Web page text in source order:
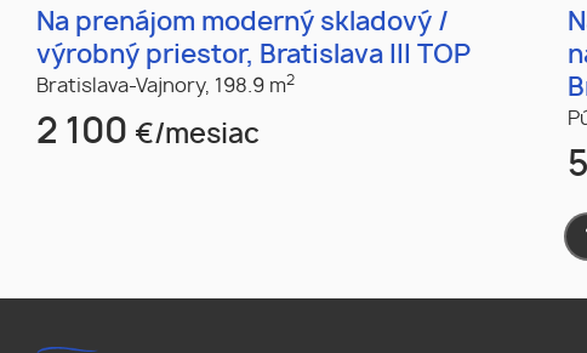
Na prenájom moderný skladový /
výrobný priestor, Bratislava III TOP
Bratislava-Vajnory, 198.9 m2
2 100 €/mesiac
1